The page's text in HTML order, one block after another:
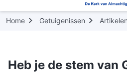
Home Getuigenissen
Heb je de stem van